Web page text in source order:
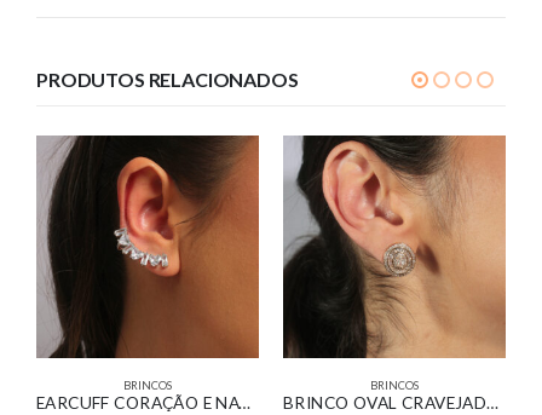
PRODUTOS RELACIONADOS
BRINCOS
EARCUFF CORAÇÃO E NAVETE CRISTAL BANHADO EM OURO BRANCO
BRINCOS
BRINCO OVAL CRAVEJADO BANHADO EM OURO 18K